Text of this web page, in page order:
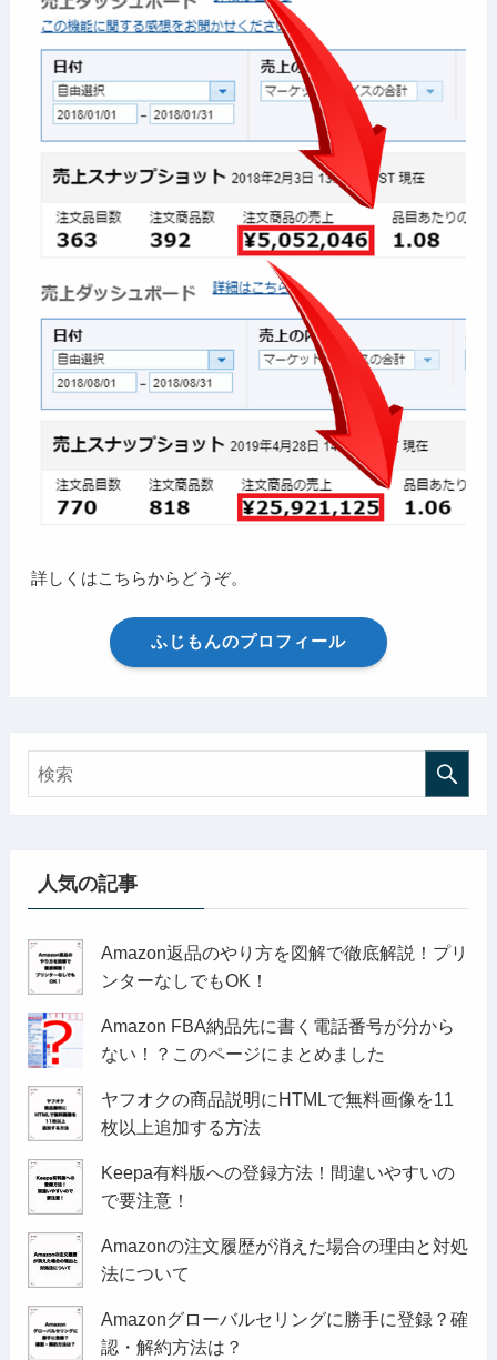
詳しくはこちらからどうぞ。
ふじもんのプロフィール
人気の記事
Amazon返品のやり方を図解で徹底解説！プリ
ンターなしでもOK！
Amazon FBA納品先に書く電話番号が分から
ない！？このページにまとめました
ヤフオクの商品説明にHTMLで無料画像を11
枚以上追加する方法
Keepa有料版への登録方法！間違いやすいの
で要注意！
Amazonの注文履歴が消えた場合の理由と対処
法について
Amazonグローバルセリングに勝手に登録？確
認・解約方法は？